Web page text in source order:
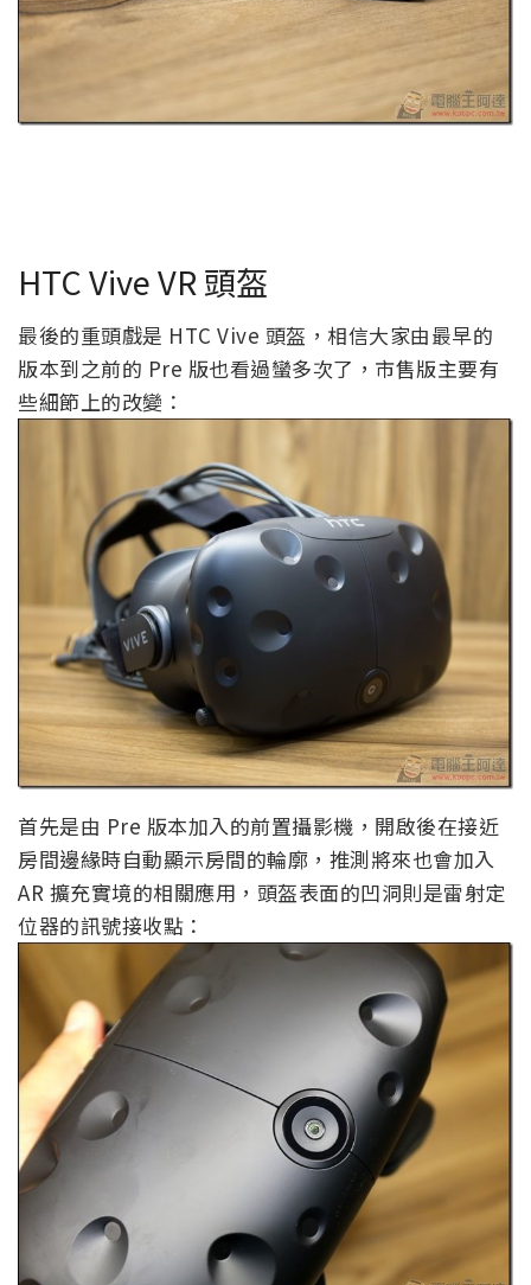
HTC Vive VR 頭盔
最後的重頭戲是 HTC Vive 頭盔，相信大家由最早的
版本到之前的 Pre 版也看過蠻多次了，市售版主要有
些細節上的改變：
首先是由 Pre 版本加入的前置攝影機，開啟後在接近
房間邊緣時自動顯示房間的輪廓，推測將來也會加入
AR 擴充實境的相關應用，頭盔表面的凹洞則是雷射定
位器的訊號接收點：